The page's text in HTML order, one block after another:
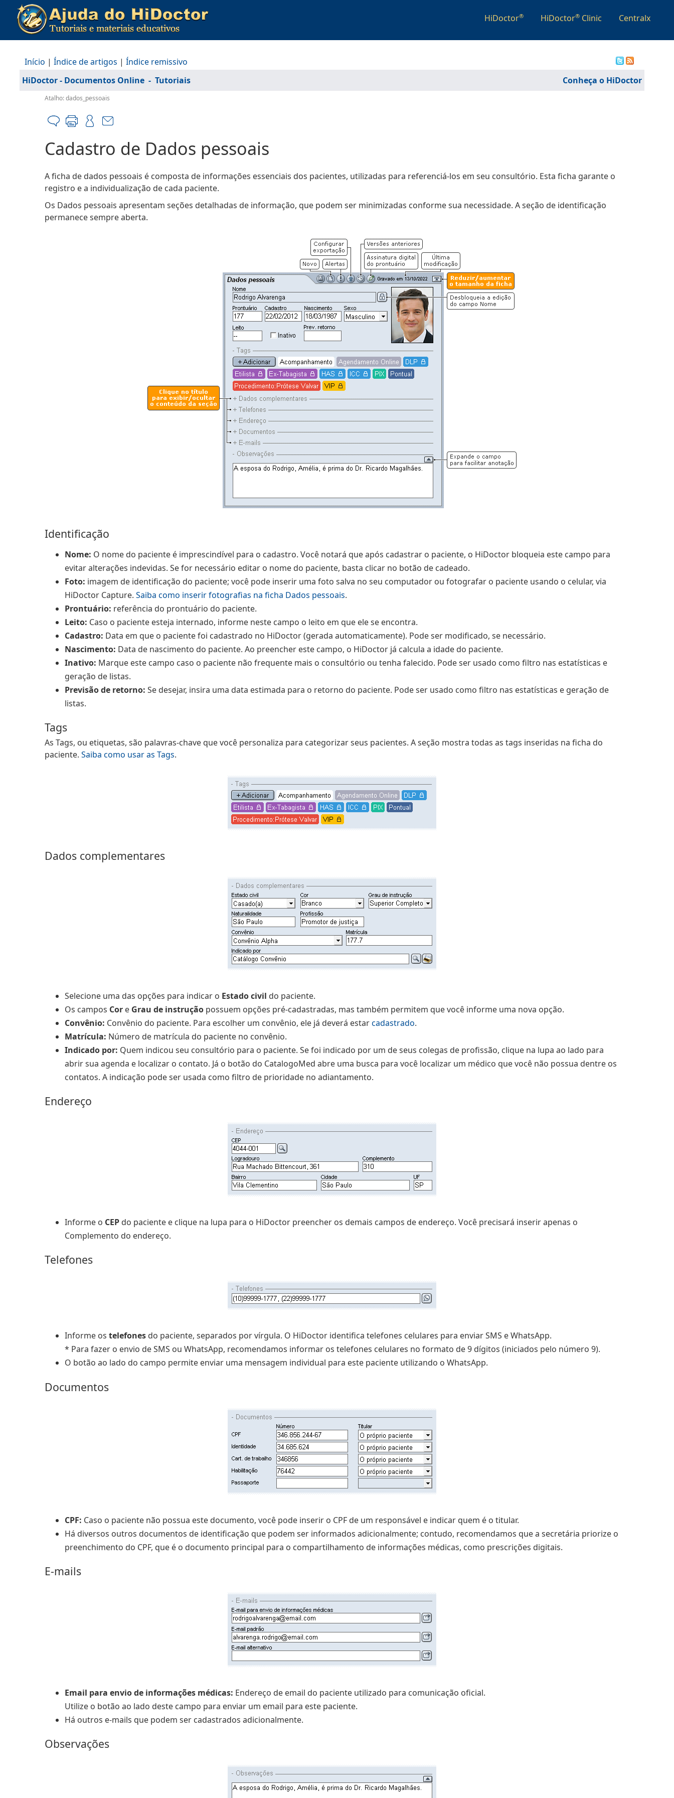
HiDoctor® HiDoctor® Clinic Centralx
Início | Índice de artigos | Índice remissivo
Conheça o HiDoctor
HiDoctor - Documentos Online - Tutoriais
Atalho: dados_pessoais
Cadastro de Dados pessoais
A ficha de dados pessoais é composta de informações essenciais dos pacientes, utilizadas para referenciá-los em seu consultório. Esta ficha garante o
registro e a individualização de cada paciente.
Os Dados pessoais apresentam seções detalhadas de informação, que podem ser minimizadas conforme sua necessidade. A seção de identificação
permanece sempre aberta.
Identificação
Nome: O nome do paciente é imprescindível para o cadastro. Você notará que após cadastrar o paciente, o HiDoctor bloqueia este campo para
evitar alterações indevidas. Se for necessário editar o nome do paciente, basta clicar no botão de cadeado.
Foto: imagem de identificação do paciente; você pode inserir uma foto salva no seu computador ou fotografar o paciente usando o celular, via
HiDoctor Capture. Saiba como inserir fotografias na ficha Dados pessoais.
Prontuário: referência do prontuário do paciente.
Leito: Caso o paciente esteja internado, informe neste campo o leito em que ele se encontra.
Cadastro: Data em que o paciente foi cadastrado no HiDoctor (gerada automaticamente). Pode ser modificado, se necessário.
Nascimento: Data de nascimento do paciente. Ao preencher este campo, o HiDoctor já calcula a idade do paciente.
Inativo: Marque este campo caso o paciente não frequente mais o consultório ou tenha falecido. Pode ser usado como filtro nas estatísticas e
geração de listas.
Previsão de retorno: Se desejar, insira uma data estimada para o retorno do paciente. Pode ser usado como filtro nas estatísticas e geração de
listas.
Tags
As Tags, ou etiquetas, são palavras-chave que você personaliza para categorizar seus pacientes. A seção mostra todas as tags inseridas na ficha do
paciente. Saiba como usar as Tags.
Dados complementares
Selecione uma das opções para indicar o Estado civil do paciente.
Os campos Cor e Grau de instrução possuem opções pré-cadastradas, mas também permitem que você informe uma nova opção.
Convênio: Convênio do paciente. Para escolher um convênio, ele já deverá estarcadastrado.
Matrícula: Número de matrícula do paciente no convênio.
Indicado por: Quem indicou seu consultório para o paciente. Se foi indicado por um de seus colegas de profissão, clique na lupa ao lado para
abrir sua agenda e localizar o contato. Já o botão do CatalogoMed abre uma busca para você localizar um médico que você não possua dentre os
contatos. A indicação pode ser usada como filtro de prioridade no adiantamento.
Endereço
Informe o CEP do paciente e clique na lupa para o HiDoctor preencher os demais campos de endereço. Você precisará inserir apenas o
Complemento do endereço.
Telefones
Informe os telefones do paciente, separados por vírgula. O HiDoctor identifica telefones celulares para enviar SMS e WhatsApp.
* Para fazer o envio de SMS ou WhatsApp, recomendamos informar os telefones celulares no formato de 9 dígitos (iniciados pelo número 9).
O botão ao lado do campo permite enviar uma mensagem individual para este paciente utilizando o WhatsApp.
Documentos
CPF: Caso o paciente não possua este documento, você pode inserir o CPF de um responsável e indicar quem é o titular.
Há diversos outros documentos de identificação que podem ser informados adicionalmente; contudo, recomendamos que a secretária priorize o
preenchimento do CPF, que é o documento principal para o compartilhamento de informações médicas, como prescrições digitais.
E-mails
Email para envio de informações médicas: Endereço de email do paciente utilizado para comunicação oficial.
Utilize o botão ao lado deste campo para enviar um email para este paciente.
Há outros e-mails que podem ser cadastrados adicionalmente.
Observações